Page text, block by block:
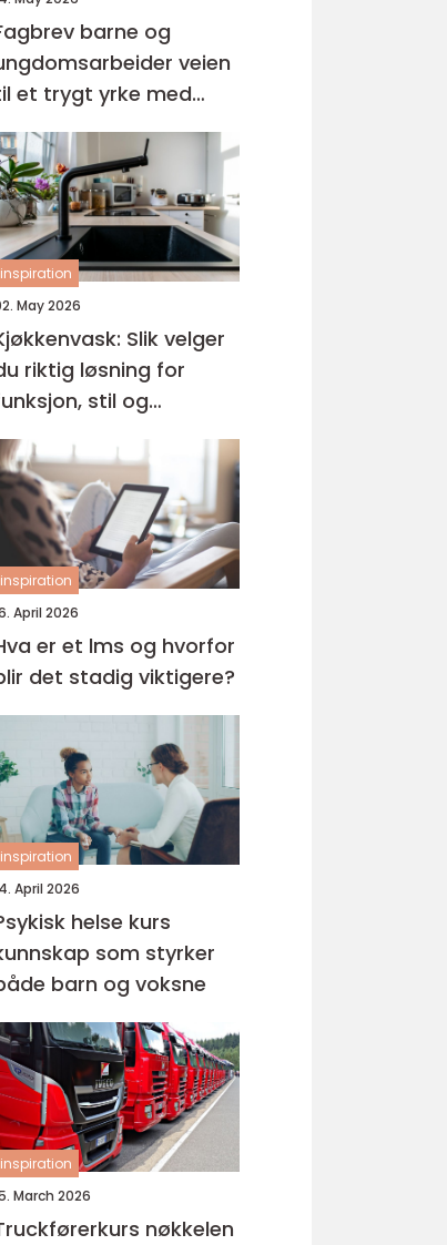
barne og
veien
et trygt yrke med
inspiration
May 2026
Slik velger
riktig løsning for
stil og
inspiration
April 2026
er et lms og hvorfor
det stadig viktigere?
inspiration
April 2026
helse kurs
som styrker
barn og voksne
inspiration
March 2026
nøkkelen